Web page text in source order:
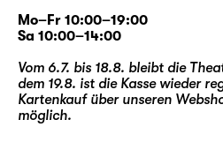
Mo–Fr 10:00–19:00
Sa 10:00–14:00
Vom 6.7. bis 18.8. bleibt die
dem 19.8. ist die Kasse wieder
Kartenkauf über unseren
möglich.